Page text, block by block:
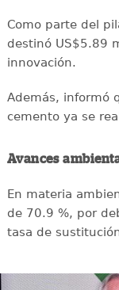
Como parte del
destinó US$5.89
innovación.
Además, informó
cemento ya se
Avances
En materia
de 70.9 %, por
tasa de